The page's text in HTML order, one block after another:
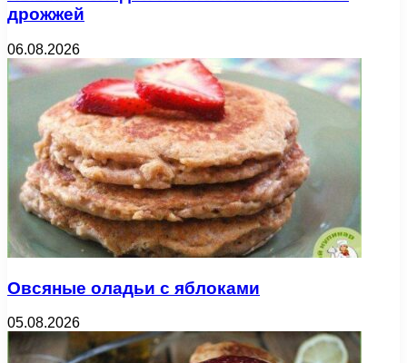
дрожжей
06.08.2026
Овсяные оладьи с яблоками
05.08.2026